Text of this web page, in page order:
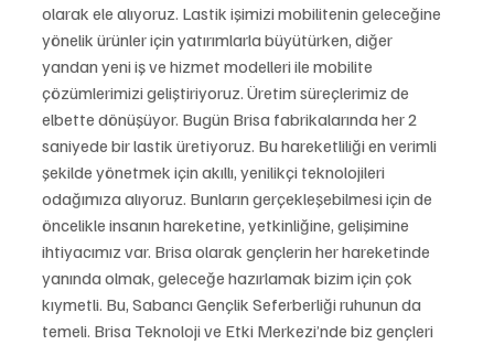
olarak ele alıyoruz. Lastik işimizi mobilitenin geleceğine
yönelik ürünler için yatırımlarla büyütürken, diğer
yandan yeni iş ve hizmet modelleri ile mobilite
çözümlerimizi geliştiriyoruz. Üretim süreçlerimiz de
elbette dönüşüyor. Bugün Brisa fabrikalarında her 2
saniyede bir lastik üretiyoruz. Bu hareketliliği en verimli
şekilde yönetmek için akıllı, yenilikçi teknolojileri
odağımıza alıyoruz. Bunların gerçekleşebilmesi için de
öncelikle insanın hareketine, yetkinliğine, gelişimine
ihtiyacımız var. Brisa olarak gençlerin her hareketinde
yanında olmak, geleceğe hazırlamak bizim için çok
kıymetli. Bu, Sabancı Gençlik Seferberliği ruhunun da
temeli. Brisa Teknoloji ve Etki Merkezi’nde biz gençleri